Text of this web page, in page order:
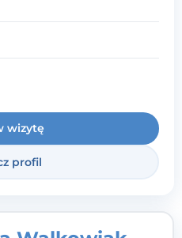
Zależy mi na
w drodze do większego
poznania siebie oraz
i
relacji - zarówno z
sobą. Możliwość
procesu traktuję jako
wizytę
profil